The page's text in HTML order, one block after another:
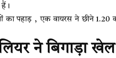
पहाड़ , एक वायरस ने छीने 1.20
ने बिगाड़ा खेल